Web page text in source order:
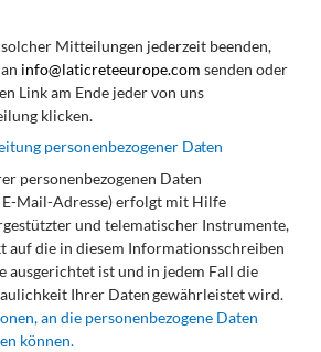
solcher Mitteilungen jederzeit beenden,
an info@laticreteeurope.com senden oder
Link am Ende jeder von uns
klicken.
personenbezogener Daten
personenbezogenen Daten
Mail-Adresse) erfolgt mit Hilfe
und telematischer Instrumente,
auf die in diesem Informationsschreiben
ausgerichtet istund in jedem Fall die
Ihrer Daten gewährleistetwird.
an die personenbezogene Daten
können.